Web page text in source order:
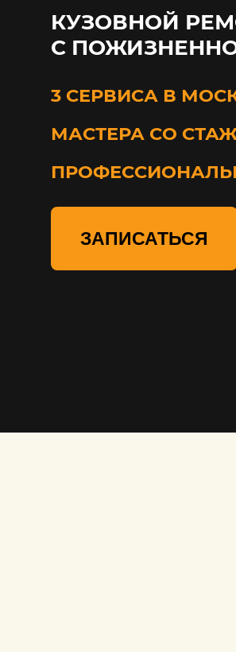
КУЗОВНОЙ
С
3 СЕРВИСА В
МАСТЕРА СО
ЗАПИСАТЬСЯ